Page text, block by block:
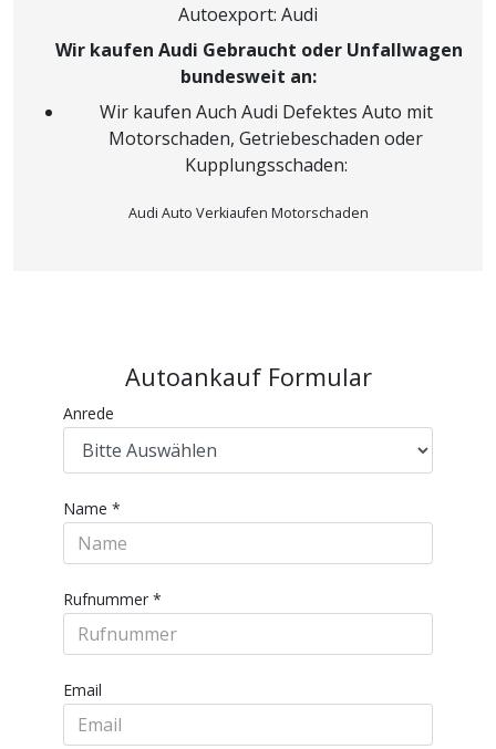
Autoexport: Audi
Wir kaufen Audi Gebraucht oder Unfallwagen
bundesweit an:
Wir kaufen Auch Audi Defektes Auto mit
Motorschaden, Getriebeschaden oder
Kupplungsschaden:
Audi Auto Verkiaufen Motorschaden
Autoankauf Formular
Anrede
Name *
Rufnummer *
Email